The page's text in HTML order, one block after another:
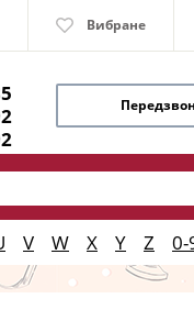
Вибране
V W X Y Z 0-